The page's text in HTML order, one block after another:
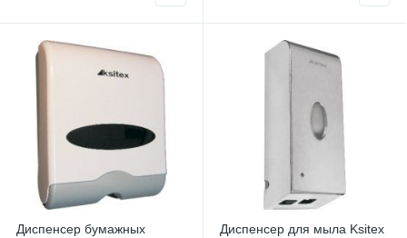
Диспенсер бумажных
Диспенсер для мыла Ksitex